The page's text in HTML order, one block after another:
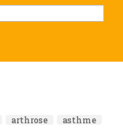
arthrose
asthme